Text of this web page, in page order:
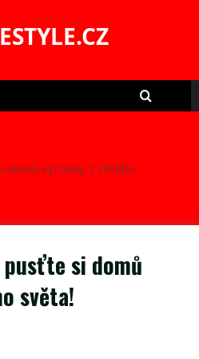
domů výrobky z třetího
si domů
světa!